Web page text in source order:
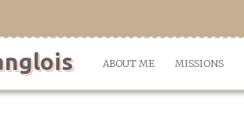
ABOUT ME MISSIONS